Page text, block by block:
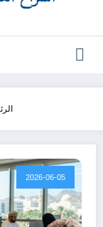
2026-06-05